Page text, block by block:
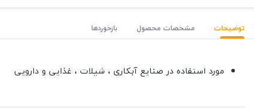
توضیحات مشخصات محصول بازخوردها
مورد استفاده در صنایع آبکاری ، شیلات ، غذایی و دارویی